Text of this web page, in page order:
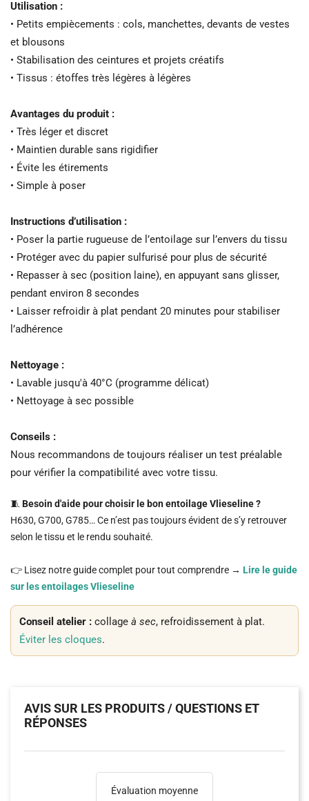
Utilisation :
• Petits empiècements : cols, manchettes, devants de vestes
et blousons
• Stabilisation des ceintures et projets créatifs
• Tissus : étoffes très légères à légères
Avantages du produit :
• Très léger et discret
• Maintien durable sans rigidifier
• Évite les étirements
• Simple à poser
Instructions d’utilisation :
• Poser la partie rugueuse de l’entoilage sur l’envers du tissu
• Protéger avec du papier sulfurisé pour plus de sécurité
• Repasser à sec (position laine), en appuyant sans glisser,
pendant environ 8 secondes
• Laisser refroidir à plat pendant 20 minutes pour stabiliser
l’adhérence
Nettoyage :
• Lavable jusqu'à 40°C (programme délicat)
• Nettoyage à sec possible
Conseils :
Nous recommandons de toujours réaliser un test préalable
pour vérifier la compatibilité avec votre tissu.
🧵 Besoin d'aide pour choisir le bon entoilage Vlieseline ?
H630, G700, G785… Ce n’est pas toujours évident de s’y retrouver
selon le tissu et le rendu souhaité.
👉 Lisez notre guide complet pour tout comprendre → Lire le guide
sur les entoilages Vlieseline
Conseil atelier : collage à sec, refroidissement à plat.
Éviter les cloques.
AVIS SUR LES PRODUITS / QUESTIONS ET
RÉPONSES
Évaluation moyenne